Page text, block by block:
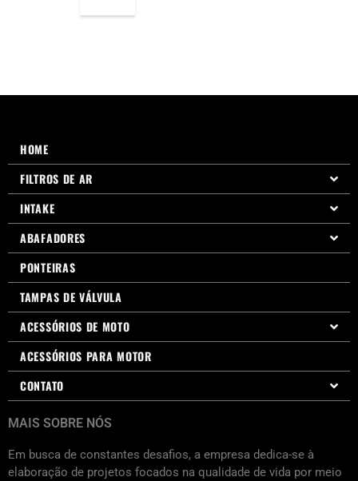
HOME
FILTROS DE AR
INTAKE
ABAFADORES
PONTEIRAS
TAMPAS DE VÁLVULA
ACESSÓRIOS DE MOTO
ACESSÓRIOS PARA MOTOR
CONTATO
MAIS SOBRE NÓS
Em busca de constantes desafios, a empresa dedica-se à
elaboração de projetos focados na qualidade de vida por meio